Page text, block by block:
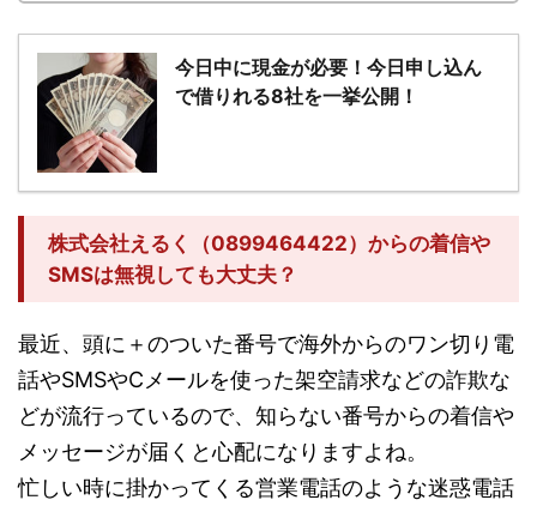
今日中に現金が必要！今日申し込ん
で借りれる8社を一挙公開！
株式会社えるく（0899464422）からの着信や
SMSは無視しても大丈夫？
最近、頭に＋のついた番号で海外からのワン切り電
話やSMSやCメールを使った架空請求などの詐欺な
どが流行っているので、知らない番号からの着信や
メッセージが届くと心配になりますよね。
忙しい時に掛かってくる営業電話のような迷惑電話